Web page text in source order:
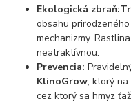
Ekologická zbraň:
obsahu prirodzeného
mechanizmy.
neatraktívnou.
Prevencia:
KlinoGrow, ktorý na
cez ktorý sa hmyz